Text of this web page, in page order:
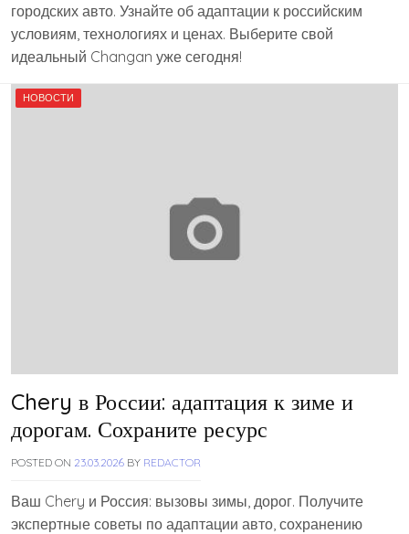
городских авто. Узнайте об адаптации к российским
условиям, технологиях и ценах. Выберите свой
идеальный Changan уже сегодня!
НОВОСТИ
Chery в России: адаптация к зиме и
дорогам. Сохраните ресурс
POSTED ON 23.03.2026 BY REDACTOR
Ваш Chery и Россия: вызовы зимы, дорог. Получите
экспертные советы по адаптации авто, сохранению